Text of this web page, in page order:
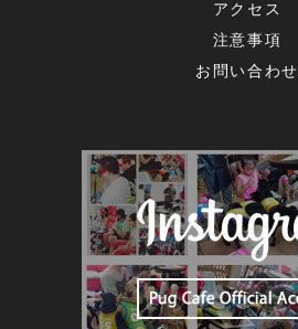
アクセス
注意事項
お問い合わせ